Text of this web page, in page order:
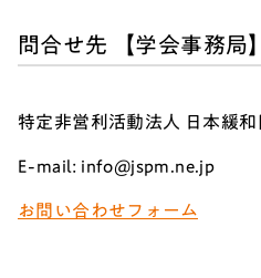
問合せ先 【学会事務局】
特定非営利活動法人 日本緩
E-mail: info@jspm.ne.jp
お問い合わせフォーム